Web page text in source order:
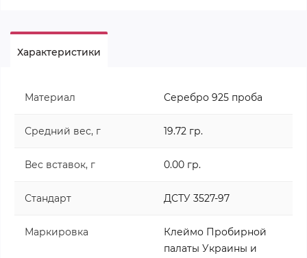
Характеристики
Материал Серебро 925 проба
Средний вес, г 19.72 гр.
Вес вставок, г 0.00 гр.
Стандарт ДСТУ 3527-97
Маркировка
Клеймо Пробирной
палаты Украины и